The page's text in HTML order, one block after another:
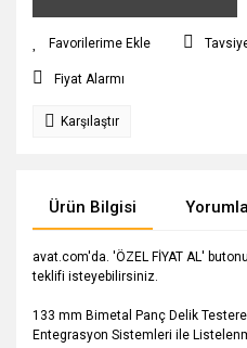
Fiyat Alarmı
Karşılaştır
Ürün Bilgisi
avat.com'da. 'ÖZEL FİYAT AL'
teklifi isteyebilirsiniz.
133 mm Bimetal Panç Delik
Entegrasyon Sistemleri ile